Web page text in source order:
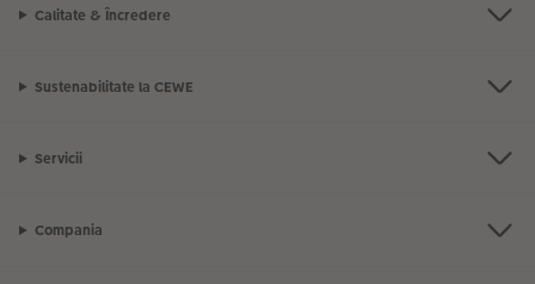
Calitate & Încredere
Sustenabilitate la CEWE
Servicii
Compania